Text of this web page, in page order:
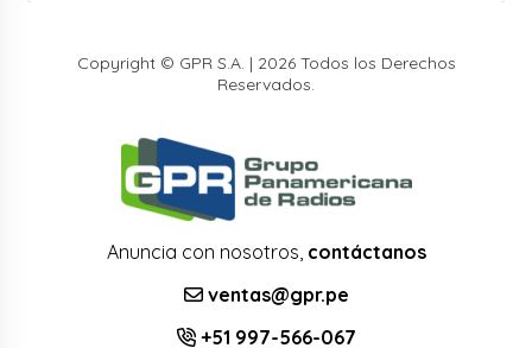
Copyright © GPR S.A. | 2026 Todos los Derechos
Reservados.
Anuncia con nosotros, contáctanos
ventas@gpr.pe
+51 997-566-067